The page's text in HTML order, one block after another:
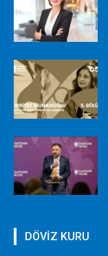
DÖVİZ KURU